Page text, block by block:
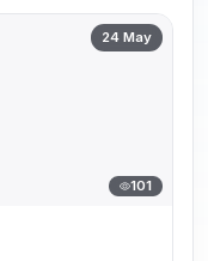
24 May
101